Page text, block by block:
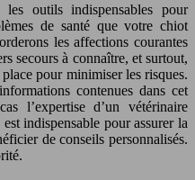
outils indispensables pour
de santé que votre chiot
les affections courantes
secours à connaître, et surtout,
pour minimiser les risques.
contenues dans cet
l’expertise d’un vétérinaire
indispensable pour assurer la
de conseils personnalisés.